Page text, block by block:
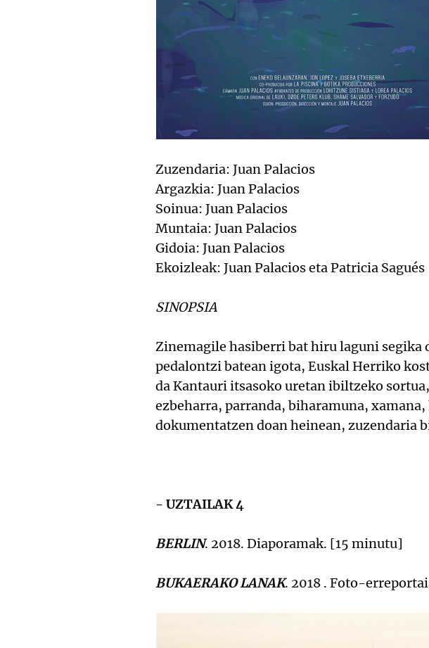
Zuzendaria: Juan Palacios
Argazkia: Juan Palacios
Soinua: Juan Palacios
Muntaia: Juan Palacios
Gidoia: Juan Palacios
Ekoizleak: Juan Palacios eta Patricia Sagués
SINOPSIA
Zinemagile hasiberri bat hiru laguni segika
pedalontzi batean igota, Euskal Herriko
da Kantauri itsasoko uretan ibiltzeko
ezbeharra, parranda, biharamuna,
dokumentatzen doan heinean, zuzendaria
- UZTAILAK 4
BERLIN. 2018. Diaporamak. [15 minutu]
BUKAERAKO LANAK. 2018 . Foto-